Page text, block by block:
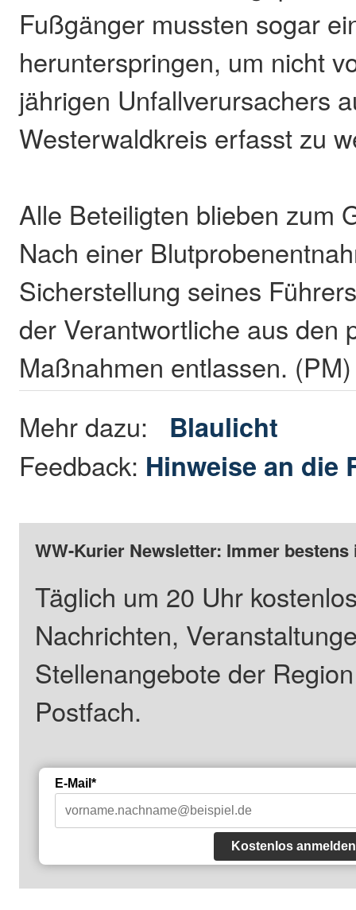
Fußgänger mussten sogar
herunterspringen, um nicht
jährigen Unfallverursachers
Westerwaldkreis erfasst zu
Alle Beteiligten blieben zum
Nach einer
Sicherstellung seines
der Verantwortliche aus den
Maßnahmen entlassen. (PM)
Mehr dazu: Blaulicht
Feedback: Hinweise an die
WW-Kurier Newsletter: Immer
Täglich um 20 Uhr
Nachrichten,
Stellenangebote der
Postfach.
E-Mail*
Kostenlos anmelden